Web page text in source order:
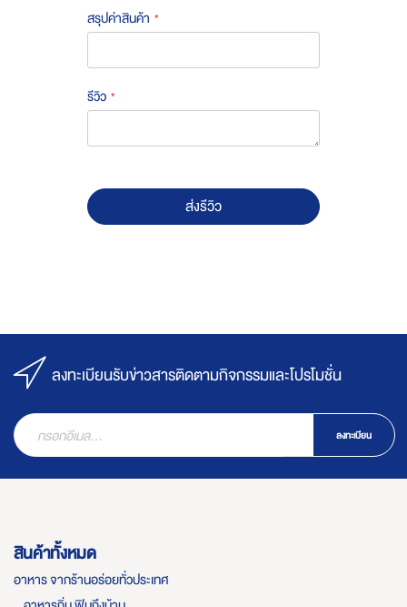
สรุปค่าสินค้า
รีวิว
ส่งรีวิว
ลงทะเบียนรับข่าวสารติดตามกิจกรรมและโปรโมชั่น
ลงทะเบียน
สินค้าทั้งหมด
อาหาร จากร้านอร่อยทั่วประเทศ